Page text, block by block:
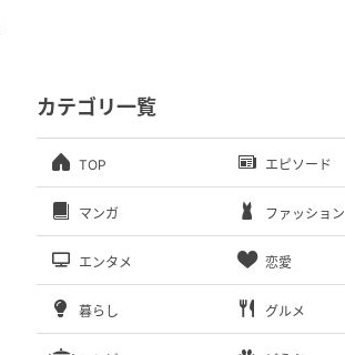
カテゴリ一覧
TOP エピソード
マンガ ファッション
エンタメ 恋愛
暮らし グルメ